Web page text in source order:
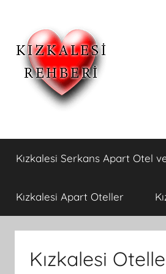
Kızkalesi
Otelleri
ve
Kızkalesi
Ucuz
Pansiyon,Otel
Kızkalesi Serkans Apart Otel
Kızkalesi Apart Oteller
Kızkalesi